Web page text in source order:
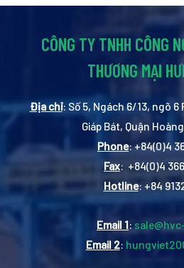
CÔNG TY TNHH CÔNG
THƯƠNG MẠI
Địa chỉ: Số 5, Ngách 6/13, ngõ
Giáp Bát, Quận
Phone: +84(0)4
Fax: +84(0)4
Hotline: +84
Email 1:
Email 2: